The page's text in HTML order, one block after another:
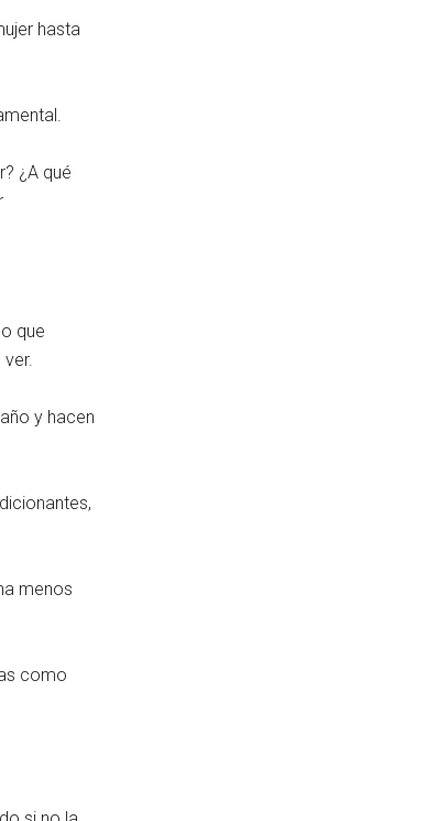
hasta
¿A qué
que
y hacen
menos
como